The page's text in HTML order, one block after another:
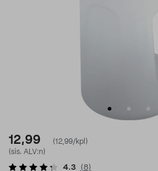
12,99
(12,99/kpl)
(sis. ALV:n)
4.3 (8)